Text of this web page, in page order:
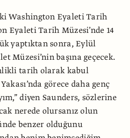
Washington Eyaleti Tarih
Eyaleti Tarih Müzesi’nde 14
yaptıktan sonra, Eylül
Müzesi’nin başına geçecek.
tarih olarak kabul
görece daha genç
diyen Saunders, sözlerine
nerede olursanız olun
benzer olduğunu